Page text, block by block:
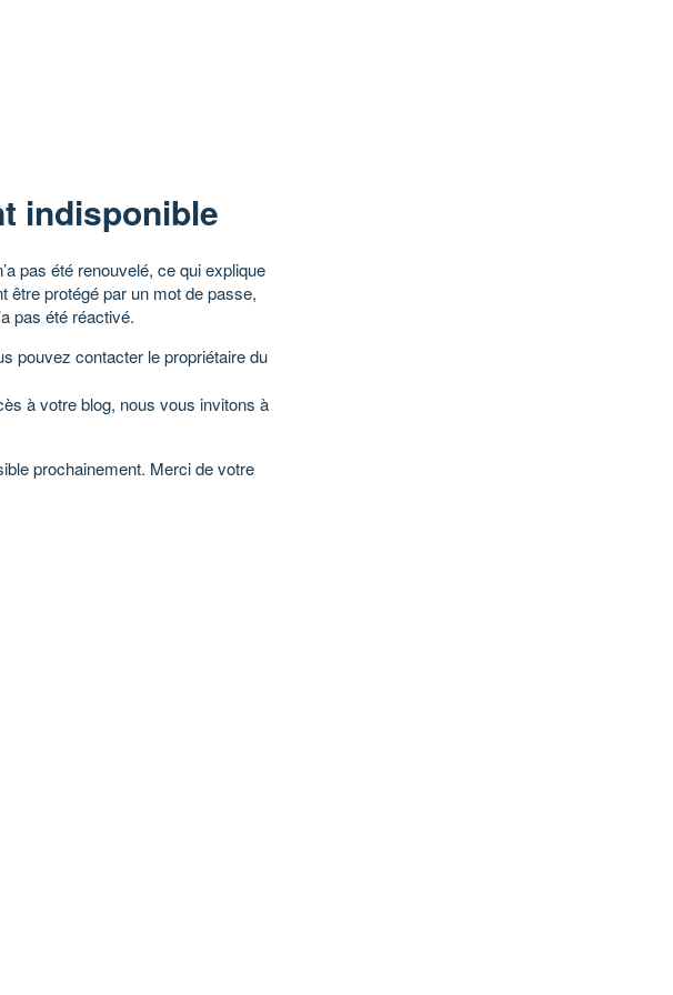
indisponible
pas été renouvelé, ce qui explique
être protégé par un mot de passe,
pas été réactivé.
pouvez contacter le propriétaire du
à votre blog, nous vous invitons à
prochainement. Merci de votre